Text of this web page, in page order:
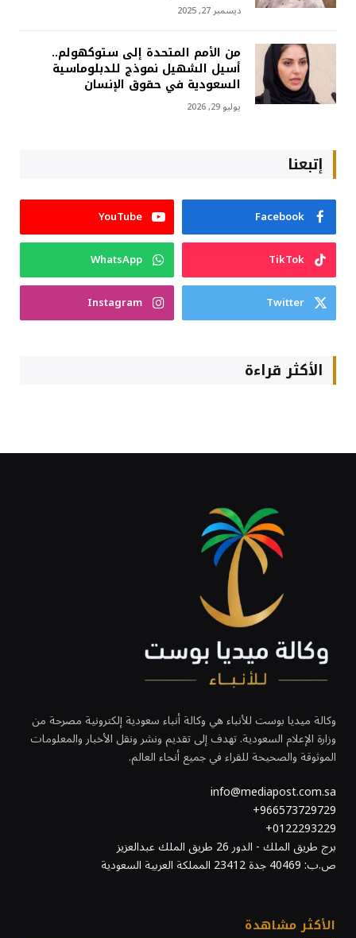
ديسمبر 27, 2025
من الأمم المتحدة إلى ستوكهولم..
أسيل الشهيل نموذج للدبلوماسية
السعودية في حقوق الإنسان
يوليو 29, 2026
إتبعنا
Facebook
YouTube
TikTok
WhatsApp
Twitter
Instagram
الأكثر قراءة
وكالة ميديا بوست للأنباء هي وكالة أنباء سعودية إلكترونية مصرحة من
وزارة الإعلام السعودية. تهدف إلى تقديم ونشر ونقل الأخبار والمعلومات
الموثوقة والصحيحة للقراء في جميع أنحاء العالم.
info@mediapost.com.sa
966573729729+
0122293229+
برج طريق الملك - الدور 26 طريق الملك عبدالعزيز
ص.ب: 40469 جدة 23412 المملكة العربية السعودية
الأكثر مشاهدة